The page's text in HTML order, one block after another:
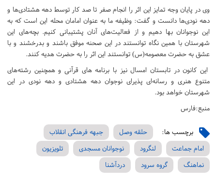
وی در پایان وجه تمایز این اثر را انجام صفر تا صد کار توسط دهه هشتادی‌ها و
دهه نودی‌ها دانست و گفت: وظیفه ما به عنوان امامان محله این است که به
این نوجوانان بها دهیم و از فعالیت‌های آنان پشتیبانی کنیم. بچه‌های این
شهرستان با همین نگاه توانستند در این صحنه موفق باشند و بدرخشند و با
عشق به حضرت معصومه(س) توانستند این اثر را به حضرت هدیه کنند.
این کانون در تابستان امسال نیز با برنامه های قرآنی و همچنین رشته‌های
متنوع هنری و رسانه‌ای پذیرای نوجوان دهه هشتادی و دهه نودی در این
شهرستان خواهد بود.
منبع:فارس
برچسب ها: حلقه وصل
جبهه فرهنگی انقلاب
امام جماعت
لنگرود نوجوانان مسجدی
تلویزیون
نماهنگ
گروه سرود دردآشنا